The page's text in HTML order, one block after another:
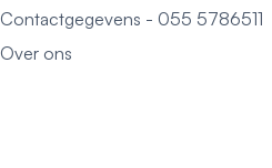
Contactgegevens - 055 5786511
Over ons